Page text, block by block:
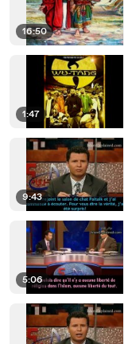
16:50
1:47
9:43
5:06